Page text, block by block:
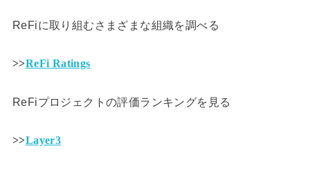
ReFiに取り組むさまざまな組織を調べる
>>ReFi Ratings
ReFiプロジェクトの評価ランキングを見る
>>Layer3